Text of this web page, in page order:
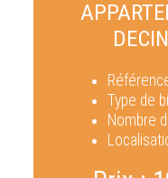
Type de
Nombre